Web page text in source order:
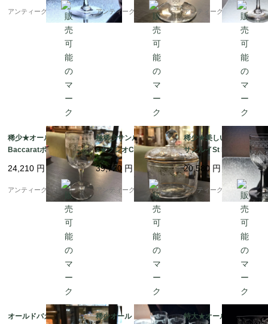
アンティーク ボアルネ アンティーク ボアルネ アンティーク ボアルネ
稀少★オールドバカラ
Baccaratポンパドール
Pompadour水用グラス
♪
24,210 円
アンティーク ボアルネ
極稀少サンルイSt Loui
s★クレオCleoクリス
タルシュガーボウル★
金彩装飾
39,720 円
アンティーク ボアルネ
稀少★美しいオールド
サンルイSt Louisパス
ツールPasteurワイン
グラス
20,580 円
アンティーク ボアルネ
オールドバカラBACC 稀少オールドサンルイ 特大★オールドバカラ